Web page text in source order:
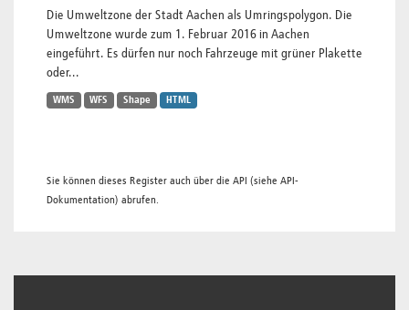
Die Umweltzone der Stadt Aachen als Umringspolygon. Die
Umweltzone wurde zum 1. Februar 2016 in Aachen
eingeführt. Es dürfen nur noch Fahrzeuge mit grüner Plakette
oder...
WMS WFS Shape HTML
Sie können dieses Register auch über die API (siehe API-
Dokumentation) abrufen.